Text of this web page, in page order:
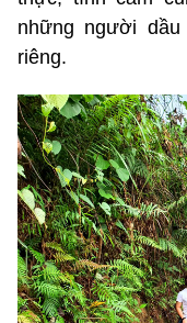
những người
riêng.